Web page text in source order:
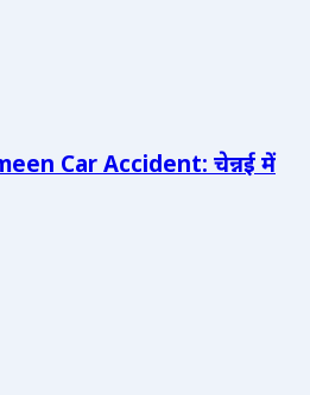
Car Accident: चेन्नई में